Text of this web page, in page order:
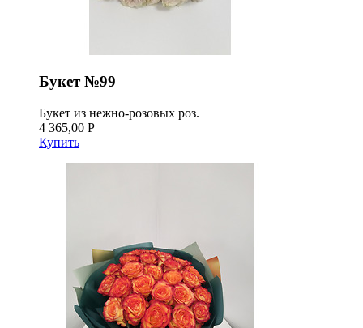
Букет №99
Букет из нежно-розовых роз.
4 365,00 Р
Купить